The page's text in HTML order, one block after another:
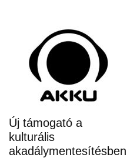
Új támogató a
kulturális
akadálymentesítésben